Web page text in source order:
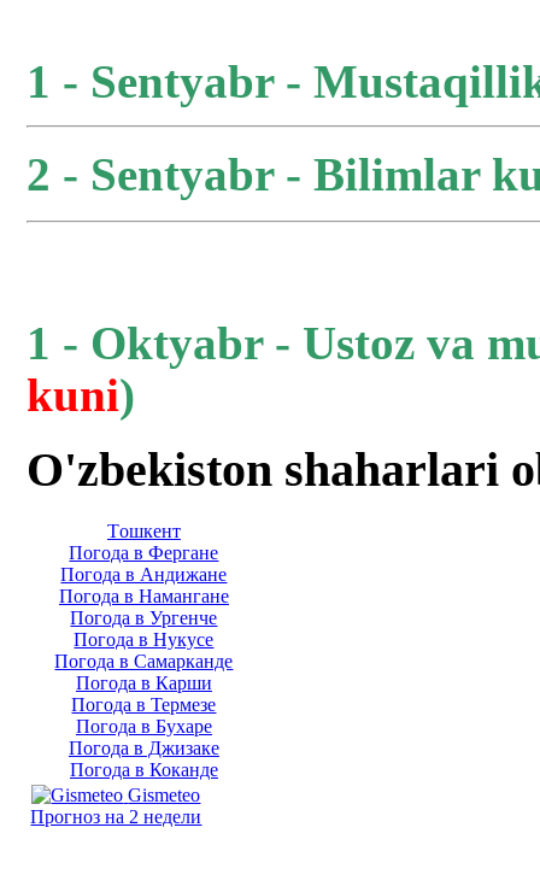
1 - Sentyabr -
2 - Sentyabr - Bilimlar
1 - Oktyabr - Ustoz va
kuni)
O'zbekiston shaharlari
Тoшкент
Погода в Фергане
Погода в Андижане
Погода в Намангане
Погода в Ургенче
Погода в Нукусе
Погода в Самарканде
Погода в Карши
Погода в Термезе
Погода в Бухаре
Погода в Джизаке
Погода в Коканде
Gismeteo
Прогноз на 2 недели